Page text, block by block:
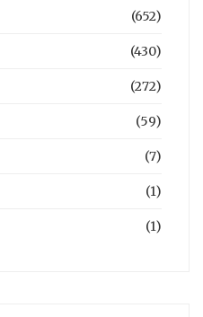
(652)
(430)
(272)
(59)
(7)
(1)
(1)